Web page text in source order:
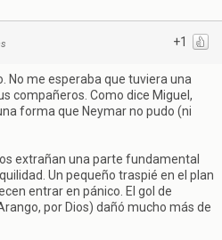
+1
No me esperaba que tuviera una
compañeros. Como dice Miguel,
forma que Neymar no pudo (ni
extrañan una parte fundamental
Un pequeño traspié en el plan
entrar en pánico. El gol de
por Dios) dañó mucho más de